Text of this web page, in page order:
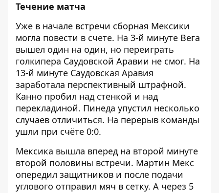
Течение матча
Уже в начале встречи сборная Мексики
могла повести в счете. На 3-й минуте Вега
вышел один на один, но переиграть
голкипера Саудовской Аравии не смог. На
13-й минуте Саудовская Аравия
заработала перспективный штрафной.
Канно пробил над стенкой и над
перекладиной. Пинеда упустил несколько
случаев отличиться. На перерыв команды
ушли при счёте 0:0.
Мексика вышла вперед на второй минуте
второй половины встречи. Мартин Мекс
опередил защитников и после подачи
углового отправил мяч в сетку. А через 5